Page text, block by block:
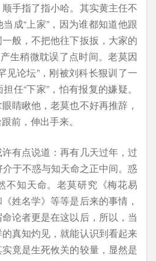
手指了指小哈。其实黄主任不
成“上家”，因为谁都知道他跟
般，不把他往下扳扳，大家的
生稍微耽误了点时间。老莫因
见论坛”，刚被刘科长狠训了一
任“下家”，怕有报复的嫌疑。
睛瞅他，老莫也不好再推辞，
前，伸出手来。
有点说道：再有几天过年，过
于不惑与知天命之正中间。惑
不知天命。老莫研究《梅花易
姓名学》等等是后来的事情，
论者更是在这以后，所以，当
真知灼见，就能认识到看起来
竟是生死攸关的较量，显然是